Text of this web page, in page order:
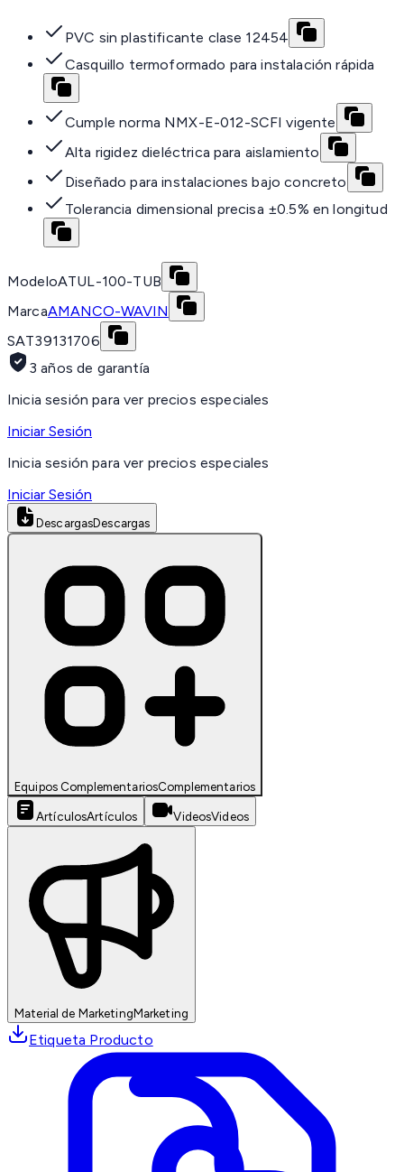
PVC sin plastificante clase 12454
Casquillo termoformado para instalación rápida
Cumple norma NMX-E-012-SCFI vigente
Alta rigidez dieléctrica para aislamiento
Diseñado para instalaciones bajo concreto
Tolerancia dimensional precisa ±0.5% en longitud
ModeloATUL-100-TUB
MarcaAMANCO-WAVIN
SAT39131706
3 años de garantía
Inicia sesión para ver precios especiales
Iniciar Sesión
Inicia sesión para ver precios especiales
Iniciar Sesión
DescargasDescargas
Equipos ComplementariosComplementarios
ArtículosArtículos VideosVideos
Material de MarketingMarketing
Etiqueta Producto